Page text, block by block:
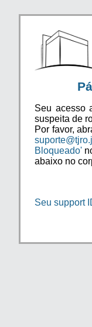
Seu acesso
suspeita de
Por favor,
Bloqueado'
abaixo no
Seu support